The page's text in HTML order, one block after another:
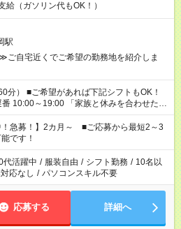
給（ガソリン代もOK！）
駅
自宅近くでご希望の勤務地を紹介しま
フトもOK！
「家族と休みを合わせた
夕飯の準備がしたい」 「できれば残業はし
教えてくださいね。 ※Wワーク希望
で希望する勤務時間と、もう1つのお仕事
週40時間を超える場合は応募できません。
！急募！】2カ月～ ■ご応募から最短2～3
です！
代活躍中 / 服装自由 / シフト勤務 / 10名以
応なし / パソコンスキル不要
応募する 詳細へ